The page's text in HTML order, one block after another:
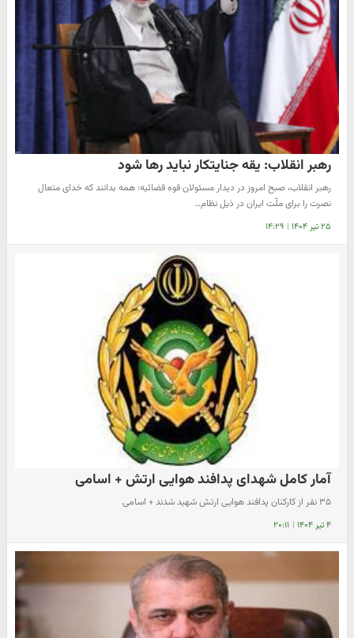
رهبر انقلاب: یقه جنایتکار نباید رها شود
رهبر انقلاب، صبح امروز در دیدار مسئولان قوه قضائیه: همه بدانند که خدای متعال
نصرت را برای ملّت ایران در ذیل نظام…
۲۵ تیر ۱۴۰۴ | ۱۴:۲۹
آمار کامل شهدای پدافند هوایی ارتش + اسامی
۳۵ نفر از کارکنان پدافند هوایی ارتش شهید شدند + اسامی
۴ تیر ۱۴۰۴ | ۲۰:۱۱